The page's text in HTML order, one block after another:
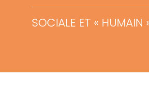
SOCIALE ET « HUMAIN